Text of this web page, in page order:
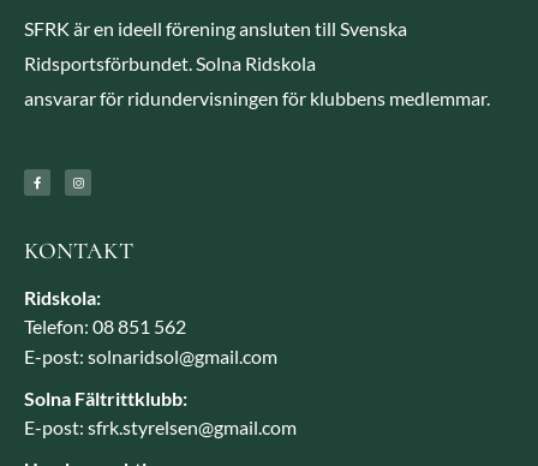
SFRK är en ideell förening ansluten till Svenska
Ridsportsförbundet. Solna Ridskola
ansvarar för ridundervisningen för klubbens medlemmar.
KONTAKT
Ridskola:
Telefon: 08 851 562
E-post: solnaridsol@gmail.com
Solna Fältrittklubb:
E-post: sfrk.styrelsen@gmail.com